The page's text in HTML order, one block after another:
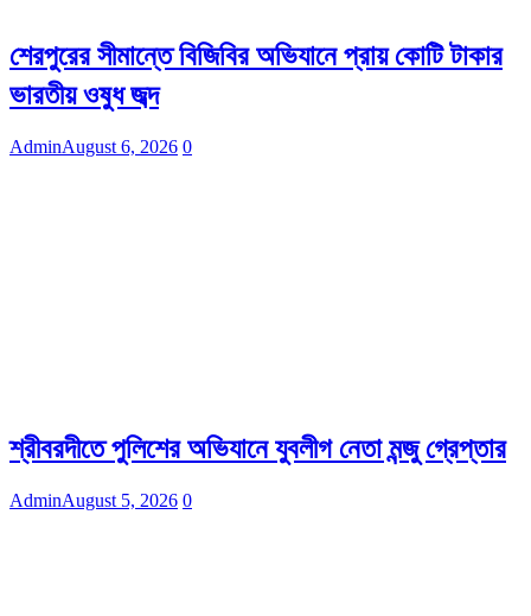
শেরপুরের সীমান্তে বিজিবির অভিযানে প্রায় কোটি টাকার
ভারতীয় ওষুধ জব্দ
AdminAugust 6, 2026 0
শ্রীবরদীতে পুলিশের অভিযানে যুবলীগ নেতা মন্জু গ্রেপ্তার
AdminAugust 5, 2026 0